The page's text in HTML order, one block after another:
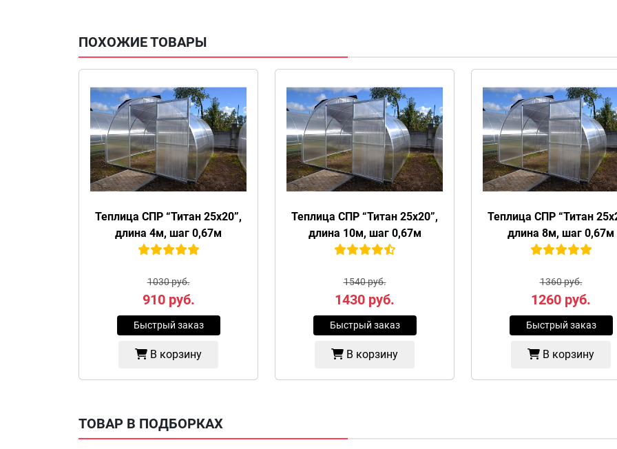
ПОХОЖИЕ ТОВАРЫ
Теплица СПР “Титан 25х20”,
длина 4м, шаг 0,67м
1030 руб.
910руб.
Быстрый заказ
В корзину
Теплица СПР “Титан 25х20”,
длина 10м, шаг 0,67м
1540 руб.
1430 руб.
Быстрый заказ
В корзину
Теплица СПР “Титан
длина 8м, шаг 0,67м
1360 руб.
1260 руб.
Быстрый заказ
В корзину
ТОВАР В ПОДБОРКАХ